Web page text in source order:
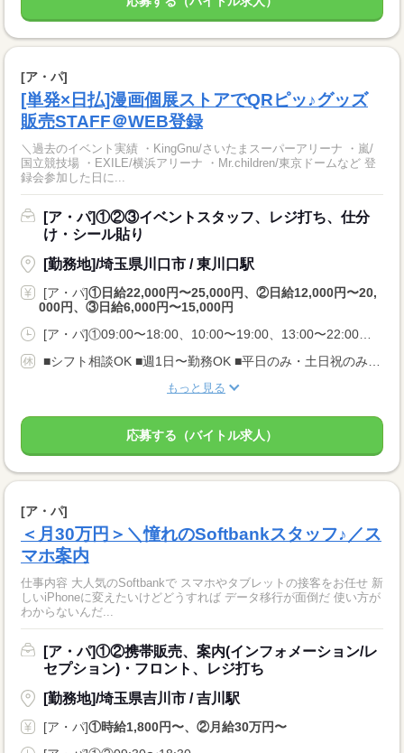
[ア・パ]
[単発×日払]漫画個展ストアでQRピッ♪グッズ
販売STAFF＠WEB登録
＼過去のイベント実績 ・KingGnu/さいたまスーパーアリーナ ・嵐/
国立競技場 ・EXILE/横浜アリーナ ・Mr.children/東京ドームなど 登
録会参加した日に...
[ア・パ]①②③イベントスタッフ、レジ打ち、仕分
け・シール貼り
[勤務地]/埼玉県川口市 / 東川口駅
[ア・パ]①日給22,000円〜25,000円、②日給12,000円〜20,
000円、③日給6,000円〜15,000円
もっと見る
応募する（バイトル求人）
[ア・パ]
＜月30万円＞＼憧れのSoftbankスタッフ♪／ス
マホ案内
仕事内容 大人気のSoftbankで スマホやタブレットの接客をお任せ 新
しいiPhoneに変えたいけどどうすれば データ移行が面倒だ 使い方が
わからないんだ...
[ア・パ]①②携帯販売、案内(インフォメーション/レ
セプション)・フロント、レジ打ち
[勤務地]/埼玉県吉川市 / 吉川駅
[ア・パ]①時給1,800円〜、②月給30万円〜